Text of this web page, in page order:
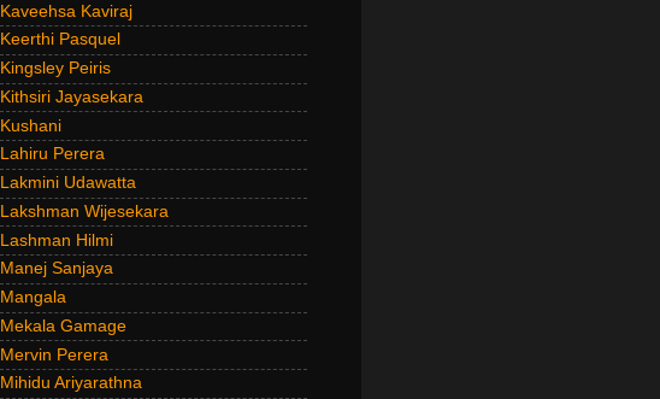
Kaveehsa Kaviraj
Keerthi Pasquel
Kingsley Peiris
Kithsiri Jayasekara
Kushani
Lahiru Perera
Lakmini Udawatta
Lakshman Wijesekara
Lashman Hilmi
Manej Sanjaya
Mangala
Mekala Gamage
Mervin Perera
Mihidu Ariyarathna